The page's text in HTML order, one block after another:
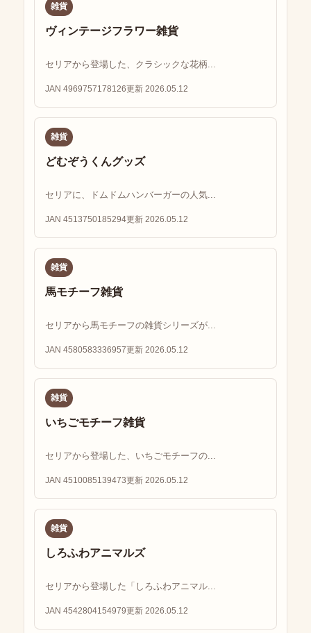
雑貨
ヴィンテージフラワー雑貨
セリアから登場した、クラシックな花柄...
JAN 4969757178126更新 2026.05.12
雑貨
どむぞうくんグッズ
セリアに、ドムドムハンバーガーの人気...
JAN 4513750185294更新 2026.05.12
雑貨
馬モチーフ雑貨
セリアから馬モチーフの雑貨シリーズが...
JAN 4580583336957更新 2026.05.12
雑貨
いちごモチーフ雑貨
セリアから登場した、いちごモチーフの...
JAN 4510085139473更新 2026.05.12
雑貨
しろふわアニマルズ
セリアから登場した「しろふわアニマル...
JAN 4542804154979更新 2026.05.12